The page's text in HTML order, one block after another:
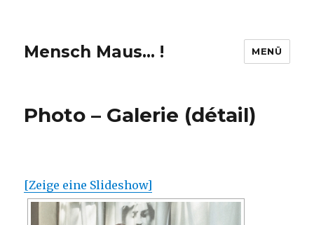
Mensch Maus… ! MENÜ
Photo – Galerie (détail)
[Zeige eine Slideshow]